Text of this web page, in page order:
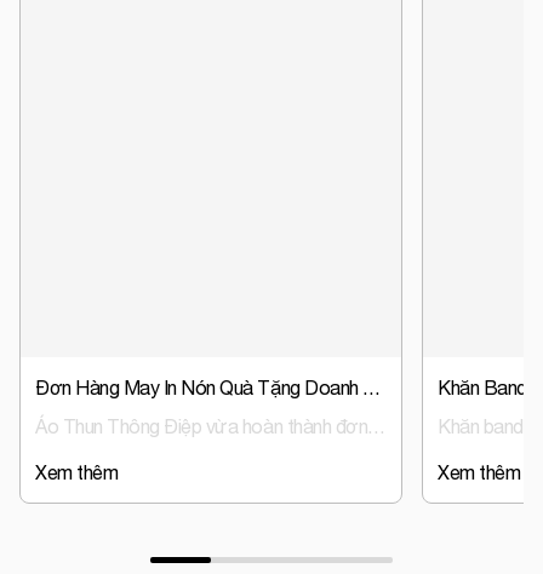
Đơn Hàng May In Nón Quà Tặng Doanh Nghiệp, Nón Đồng Phục Trust Event & Media
Áo Thun Thông Điệp vừa hoàn thành đơn hàng sản xuất nón đồng phục, nón quà tặng doanh nghiệp cho Trust Event & Media – đơn vị hoạt động trong lĩnh vực tổ chức sự kiện và truyền thông.
Xem thêm Xem thêm